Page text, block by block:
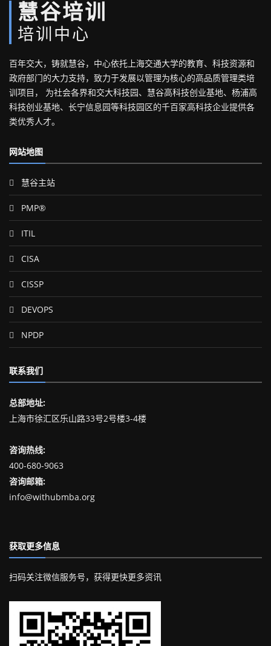
慧谷培训
培训中心
百年交大，铸就慧谷，中心依托上海交通大学的教育、科技资源和
政府部门的大力支持，致力于发展以管理为核心的高品质管理类培
训项目， 为社会各界和交大科技园、慧谷高科技创业基地、杨浦高
科技创业基地、长宁信息园等科技园区的千百家高科技企业提供各
类优秀人才。
网站地图
慧谷主站
PMP®
ITIL
CISA
CISSP
DEVOPS
NPDP
联系我们
总部地址:
上海市徐汇区乐山路33号2号楼3-4楼
咨询热线:
400-680-9063
咨询邮箱:
info@withubmba.org
获取更多信息
扫码关注微信服务号，获得更快更多资讯